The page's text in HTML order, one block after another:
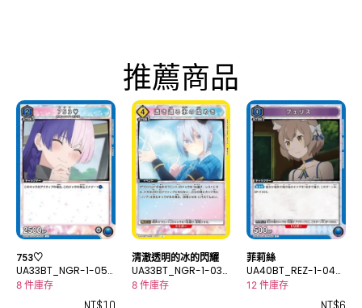
推薦商品
753♡
UA33BT_NGR-1-054
U
8 件庫存
清澈透明的冰的閃耀
UA33BT_NGR-1-037
C
8 件庫存
菲莉絲
UA40BT_REZ-1-042
C
12 件庫存